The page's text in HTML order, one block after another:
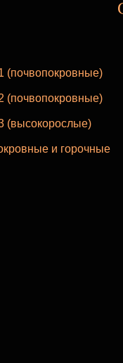
(почвопокровные)
(почвопокровные)
(высокорослые)
и горочные